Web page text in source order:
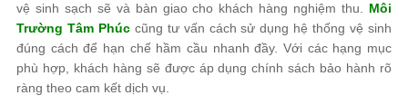
vệ sinh sạch sẽ và bàn giao cho khách hàng nghiệm thu. Môi
Trường Tâm Phúccũng tư vấn cách sử dụng hệ thống vệ sinh
đúng cách để hạn chế hầm cầu nhanh đầy. Với các hạng mục
phù hợp, khách hàng sẽ được áp dụng chính sách bảo hành rõ
ràng theo cam kết dịch vụ.